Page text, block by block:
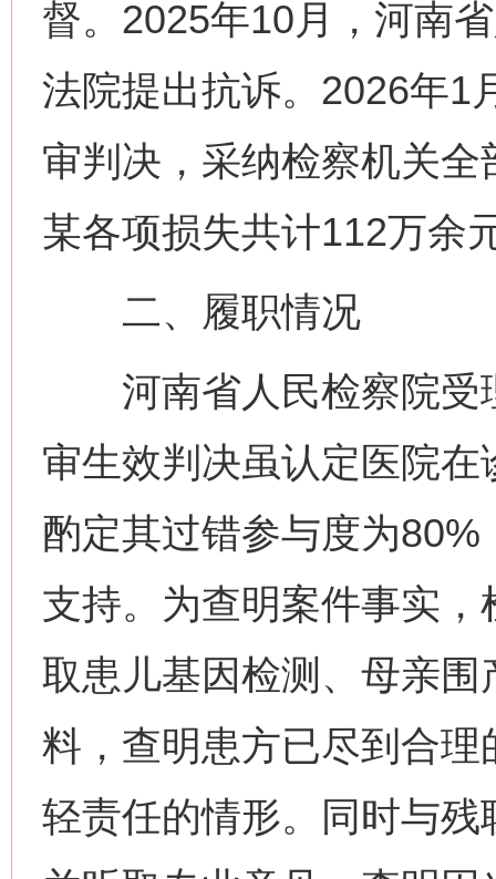
督。2025年10月，河南
法院提出抗诉。2026年1
审判决，采纳检察机关
某各项损失共计112万余
二、履职情况
河南省人民检察院受
审生效判决虽认定医院
酌定其过错参与度为
支持。为查明案件事实
取患儿基因检测、母亲
料，查明患方已尽到合
轻责任的情形。同时与